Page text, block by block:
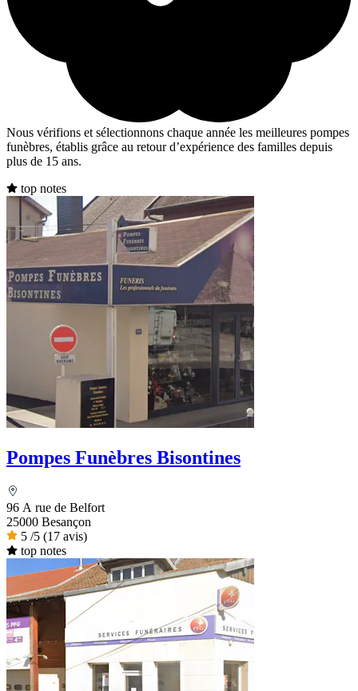
Nous vérifions et sélectionnons chaque année les meilleures pompes
funèbres, établis grâce au retour d’expérience des familles depuis
plus de 15 ans.
top notes
Pompes Funèbres Bisontines
96 A rue de Belfort
25000 Besançon
5 /5 (17 avis)
top notes